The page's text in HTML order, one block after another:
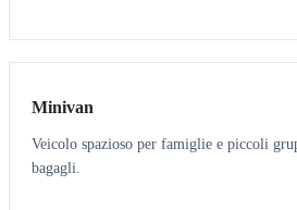
6 5
Minivan
Veicolo spazioso per famiglie e piccoli
bagagli.